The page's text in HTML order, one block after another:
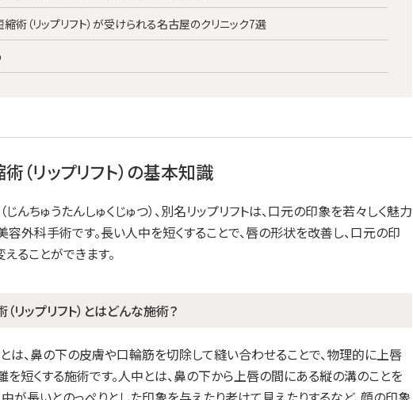
術（リップリフト）が受けられる名古屋のクリニック7選
（リップリフト）の基本知識
んちゅうたんしゅくじゅつ）、別名リップリフトは、口元の印象を若々しく魅力
容外科手術です。長い人中を短くすることで、唇の形状を改善し、口元の印
ることができます。
リップリフト）とはどんな施術？
は、鼻の下の皮膚や口輪筋を切除して縫い合わせることで、物理的に上唇
を短くする施術です。人中とは、鼻の下から上唇の間にある縦の溝のことを